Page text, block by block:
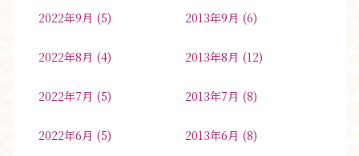
2022年9月 (5)
2022年8月 (4)
2022年7月 (5)
2022年6月 (5)
2013年9月 (6)
2013年8月 (12)
2013年7月 (8)
2013年6月 (8)